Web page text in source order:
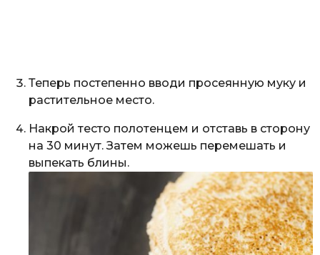
Теперь постепенно вводи просеянную муку и
растительное место.
Накрой тесто полотенцем и отставь в сторону
на 30 минут. Затем можешь перемешать и
выпекать блины.